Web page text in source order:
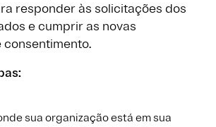
responder às solicitações dos
e cumprir as novas
sua organização está em sua